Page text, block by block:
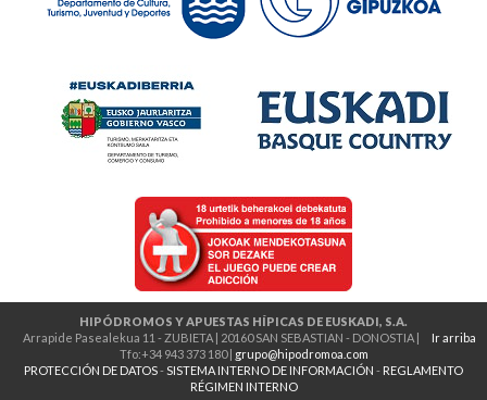
HIPÓDROMOS Y APUESTAS HÍPICAS DE EUSKADI, S.A.
Ir arriba
Arrapide Pasealekua 11 - ZUBIETA | 20160 SAN SEBASTIAN - DONOSTIA |
Tfo:+34 943 373 180 | grupo@hipodromoa.com
PROTECCIÓN DE DATOS-SISTEMA INTERNO DE INFORMACIÓN - REGLAMENTO
RÉGIMEN INTERNO